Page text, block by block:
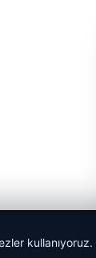
kullanıyoruz.